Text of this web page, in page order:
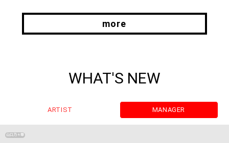
more
WHAT'S NEW
ARTIST MANAGER
山口乃々華